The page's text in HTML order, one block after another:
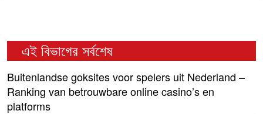
এই বিভাগের সর্বশেষ
Buitenlandse goksites voor spelers uit Nederland –
Ranking van betrouwbare online casino’s en
platforms